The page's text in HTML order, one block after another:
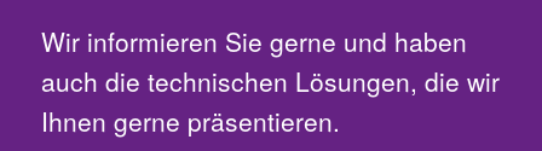
Wir informieren Sie gerne und haben
auch die technischen Lösungen, die wir
Ihnen gerne präsentieren.